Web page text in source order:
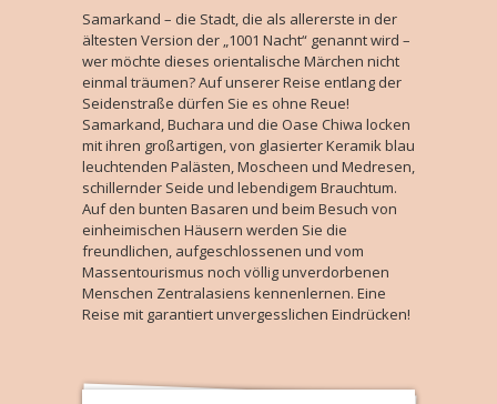
Samarkand – die Stadt, die als allererste in der
ältesten Version der „1001 Nacht“ genannt wird –
wer möchte dieses orientalische Märchen nicht
einmal träumen? Auf unserer Reise entlang der
Seidenstraße dürfen Sie es ohne Reue!
Samarkand, Buchara und die Oase Chiwa locken
mit ihren großartigen, von glasierter Keramik blau
leuchtenden Palästen, Moscheen und Medresen,
schillernder Seide und lebendigem Brauchtum.
Auf den bunten Basaren und beim Besuch von
einheimischen Häusern werden Sie die
freundlichen, aufgeschlossenen und vom
Massentourismus noch völlig unverdorbenen
Menschen Zentralasiens kennenlernen. Eine
Reise mit garantiert unvergesslichen Eindrücken!